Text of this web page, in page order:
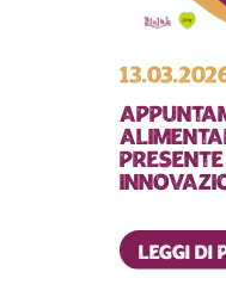
Leggi di